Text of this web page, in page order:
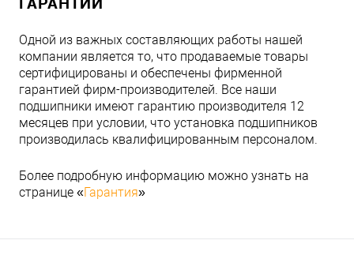
Одной из важных составляющих работы нашей
компании является то, что продаваемые товары
сертифицированы и обеспечены фирменной
гарантией фирм-производителей. Все наши
подшипники имеют гарантию производителя 12
месяцев при условии, что установка подшипников
производилась квалифицированным персоналом.
Более подробную информацию можно узнать на
странице «Гарантия»